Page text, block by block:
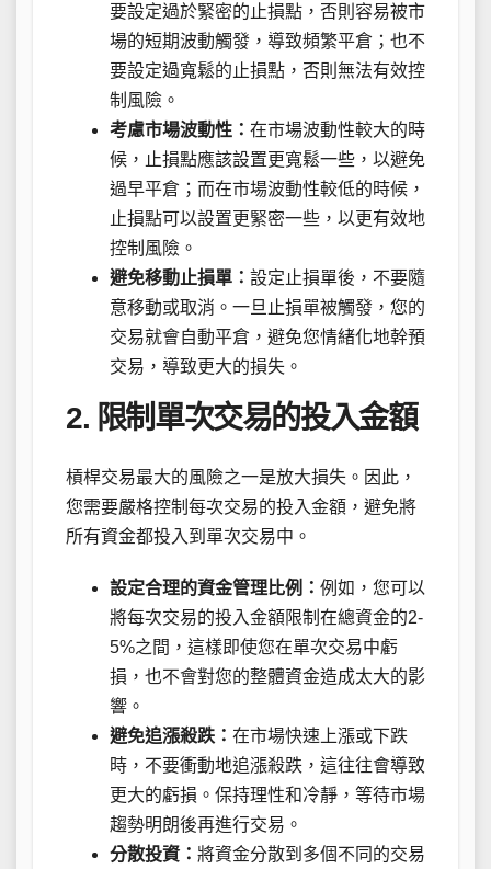
要設定過於緊密的止損點，否則容易被市
場的短期波動觸發，導致頻繁平倉；也不
要設定過寬鬆的止損點，否則無法有效控
制風險。
考慮市場波動性： 在市場波動性較大的時
候，止損點應該設置更寬鬆一些，以避免
過早平倉；而在市場波動性較低的時候，
止損點可以設置更緊密一些，以更有效地
控制風險。
避免移動止損單： 設定止損單後，不要隨
意移動或取消。一旦止損單被觸發，您的
交易就會自動平倉，避免您情緒化地幹預
交易，導致更大的損失。
2. 限制單次交易的投入金額
槓桿交易最大的風險之一是放大損失。因此，
您需要嚴格控制每次交易的投入金額，避免將
所有資金都投入到單次交易中。
設定合理的資金管理比例： 例如，您可以
將每次交易的投入金額限制在總資金的2-
5%之間，這樣即使您在單次交易中虧
損，也不會對您的整體資金造成太大的影
響。
避免追漲殺跌： 在市場快速上漲或下跌
時，不要衝動地追漲殺跌，這往往會導致
更大的虧損。保持理性和冷靜，等待市場
趨勢明朗後再進行交易。
分散投資： 將資金分散到多個不同的交易